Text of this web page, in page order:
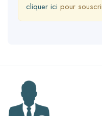
cliquer ici pour